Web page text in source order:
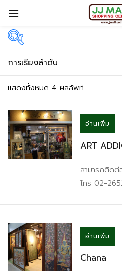
Categories
Product Color
Black
Brown
Pink
แสดงทั้งหมด 4 ผลลัพท์
อ่านเพิ่ม
ART
สามารถติดต่
โทร 02-
อ่านเพิ่ม
Chana
Sign
Remember me
LOG
CREATE AN